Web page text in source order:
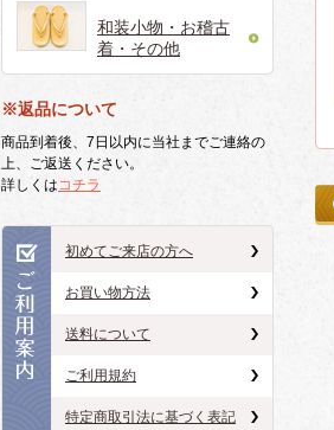
和装小物・お稽古
着・その他
※返品について
商品到着後、7日以内に当社までご連絡の
上、ご返送ください。
詳しくはコチラ
初めてご来店の方へ
お買い物方法
送料について
ご利用規約
特定商取引法に基づく表記